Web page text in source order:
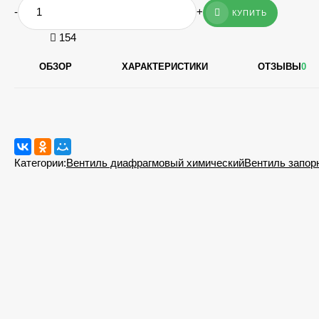
- + КУПИТЬ
154
ОБЗОР ХАРАКТЕРИСТИКИ ОТЗЫВЫ 0
Категории:Вентиль диафрагмовый химическийВентиль